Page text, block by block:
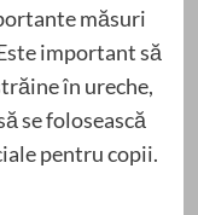
măsuri
important să
în ureche,
se folosească
pentru copii.